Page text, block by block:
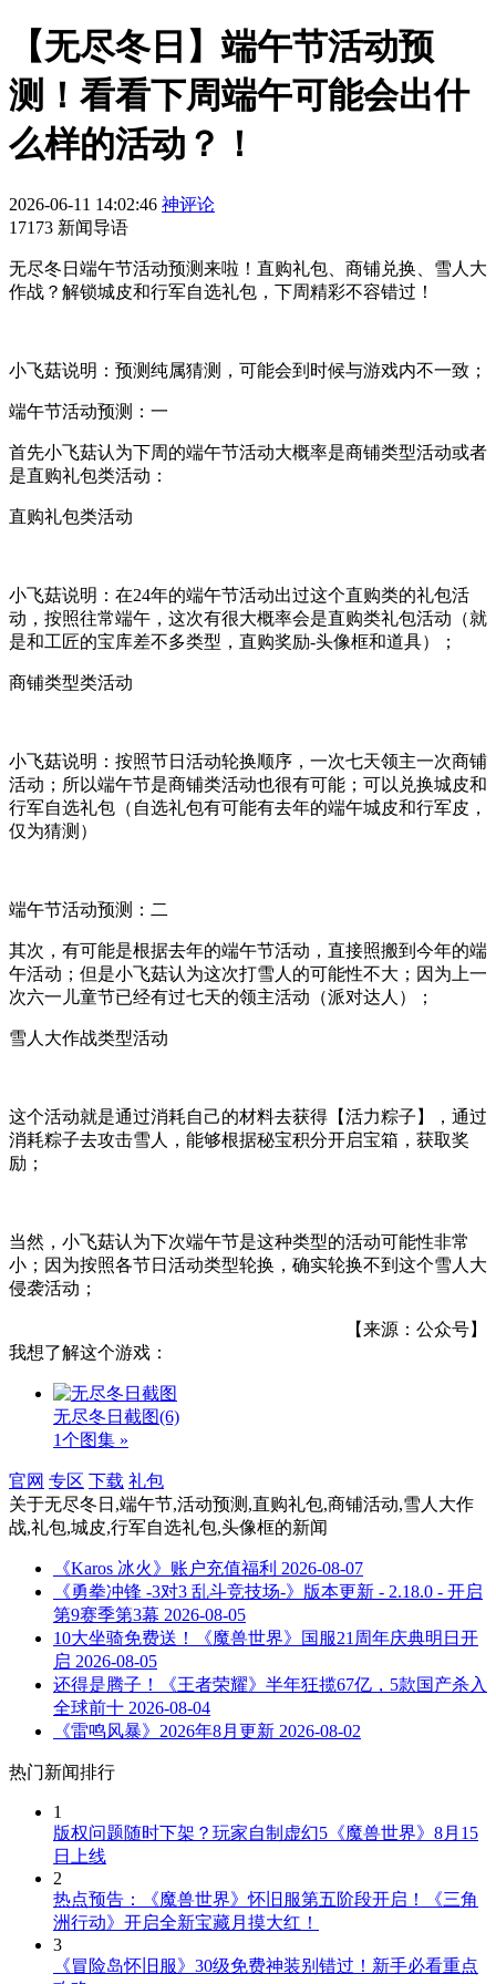
【无尽冬日】端午节活动预
测！看看下周端午可能会出什
么样的活动？！
2026-06-11 14:02:46 神评论
17173 新闻导语
无尽冬日端午节活动预测来啦！直购礼包、商铺兑换、雪人大
作战？解锁城皮和行军自选礼包，下周精彩不容错过！
小飞菇说明：预测纯属猜测，可能会到时候与游戏内不一致；
端午节活动预测：一
首先小飞菇认为下周的端午节活动大概率是商铺类型活动或者
是直购礼包类活动：
直购礼包类活动
小飞菇说明：在24年的端午节活动出过这个直购类的礼包活
动，按照往常端午，这次有很大概率会是直购类礼包活动（就
是和工匠的宝库差不多类型，直购奖励-头像框和道具）；
商铺类型类活动
小飞菇说明：按照节日活动轮换顺序，一次七天领主一次商铺
活动；所以端午节是商铺类活动也很有可能；可以兑换城皮和
行军自选礼包（自选礼包有可能有去年的端午城皮和行军皮，
仅为猜测）
端午节活动预测：二
其次，有可能是根据去年的端午节活动，直接照搬到今年的端
午活动；但是小飞菇认为这次打雪人的可能性不大；因为上一
次六一儿童节已经有过七天的领主活动（派对达人）；
雪人大作战类型活动
这个活动就是通过消耗自己的材料去获得【活力粽子】，通过
消耗粽子去攻击雪人，能够根据秘宝积分开启宝箱，获取奖
励；
当然，小飞菇认为下次端午节是这种类型的活动可能性非常
小；因为按照各节日活动类型轮换，确实轮换不到这个雪人大
侵袭活动；
【来源：公众号】
我想了解这个游戏：
无尽冬日截图(6)
1个图集 »
官网 专区 下载 礼包
关于无尽冬日,端午节,活动预测,直购礼包,商铺活动,雪人大作
战,礼包,城皮,行军自选礼包,头像框的新闻
《Karos 冰火》账户充值福利 2026-08-07
《勇拳冲锋 -3对3 乱斗竞技场-》版本更新 - 2.18.0 - 开启
第9赛季第3幕 2026-08-05
10大坐骑免费送！《魔兽世界》国服21周年庆典明日开
启 2026-08-05
还得是腾子！《王者荣耀》半年狂揽67亿，5款国产杀入
全球前十 2026-08-04
《雷鸣风暴》2026年8月更新 2026-08-02
热门新闻排行
1
版权问题随时下架？玩家自制虚幻5《魔兽世界》8月15
日上线
2
热点预告：《魔兽世界》怀旧服第五阶段开启！《三角
洲行动》开启全新宝藏月摸大红！
3
《冒险岛怀旧服》30级免费神装别错过！新手必看重点